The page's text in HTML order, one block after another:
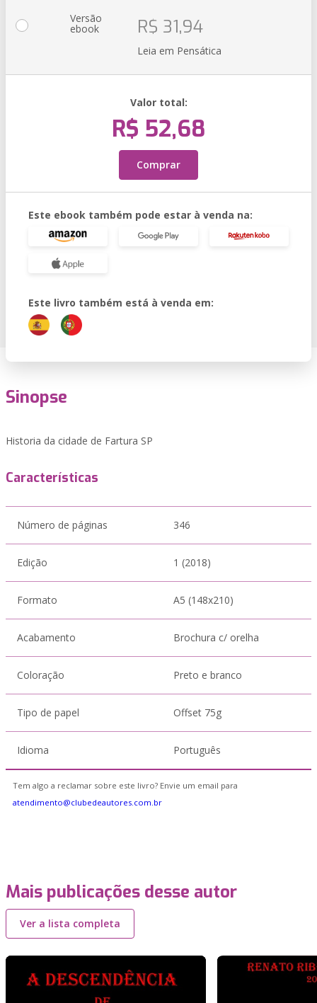
Versão
ebook R$ 31,94
Leia em Pensática
Valor total:
R$ 52,68
Comprar
Este ebook também pode estar à venda na:
Este livro também está à venda em:
Sinopse
Historia da cidade de Fartura SP
Características
Número de páginas 346
Edição 1 (2018)
Formato A5 (148x210)
Acabamento Brochura c/ orelha
Coloração Preto e branco
Tipo de papel Offset 75g
Idioma Português
Tem algo a reclamar sobre este livro? Envie um email para
atendimento@clubedeautores.com.br
Mais publicações desse autor
Ver a lista completa